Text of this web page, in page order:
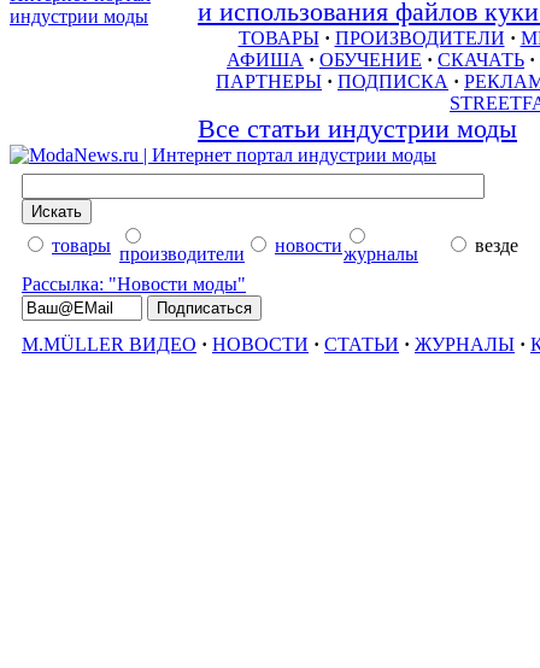
и использования файлов
ТОВАРЫ · ПРОИЗВОДИТЕЛИ ·
АФИША · ОБУЧЕНИЕ · СКАЧАТЬ ·
ПАРТНЕРЫ · ПОДПИСКА ·
Все статьи индустрии моды
товары производители новостижурналы
везде
Рассылка: "Новости моды"
M.MÜLLER ВИДЕО · НОВОСТИ · СТАТЬИ · ЖУРНАЛЫ ·